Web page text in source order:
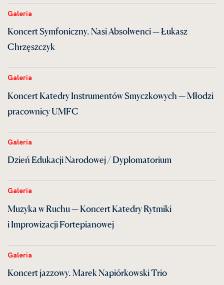
Galeria
Koncert Symfoniczny. Nasi Absolwenci — Łukasz
Chrzęszczyk
Galeria
Koncert Katedry Instrumentów Smyczkowych — Młodzi
pracownicy UMFC
Galeria
Dzień Edukacji Narodowej / Dyplomatorium
Galeria
Muzyka w Ruchu — Koncert Katedry Rytmiki
i Improwizacji Fortepianowej
Galeria
Koncert jazzowy. Marek Napiórkowski Trio